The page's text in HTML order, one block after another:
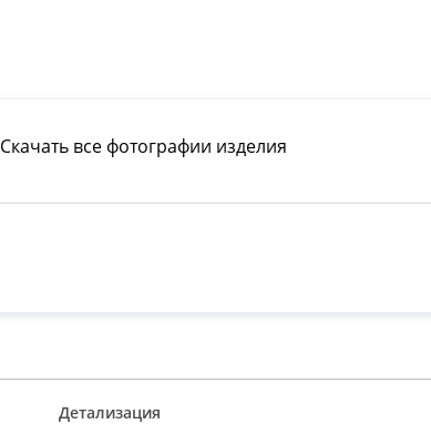
Скачать все фотографии изделия
Детализация